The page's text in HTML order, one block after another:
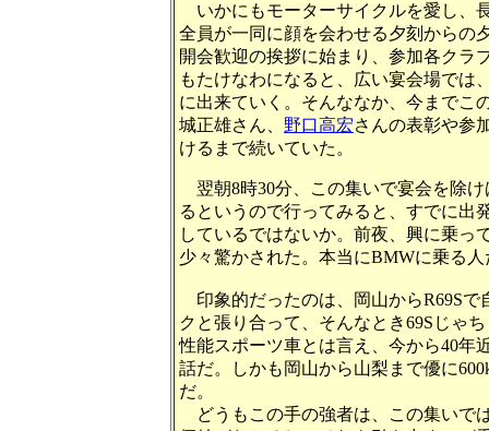
いかにもモーターサイクルを愛し、
全員が一同に顔を会わせる夕刻からの
開会歓迎の挨拶に始まり、参加各クラ
もたけなわになると、広い宴会場では
に出来ていく。そんななか、今までこ
城正雄さん、 野口高宏さんの表彰や参
けるまで続いていた。
翌朝8時30分、この集いで宴会を除
るというので行ってみると、すでに出
しているではないか。前夜、興に乗っ
少々驚かされた。本当にBMWに乗る
印象的だったのは、岡山からR69Sで
クと張り合って、そんなとき69S じゃ
性能スポーツ車とは言え、今から40年
話だ。しかも岡山から山梨まで優に600
だ。
どうもこの手の強者は、この集いで